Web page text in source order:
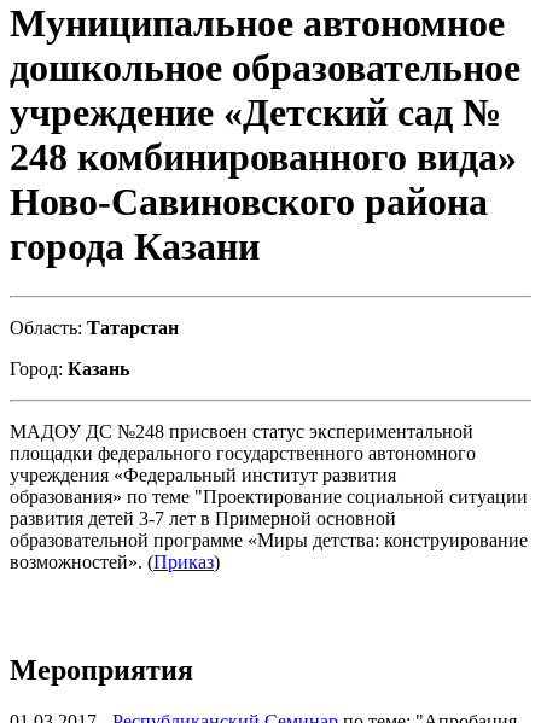
Муниципальное автономное
дошкольное образовательное
учреждение «Детский сад №
248 комбинированного вида»
Ново-Савиновского района
города Казани
Область: Татарстан
Город: Казань
МАДОУ ДС №248 присвоен статус экспериментальной
площадки федерального государственного автономного
учреждения «Федеральный институт развития
образования» по теме "Проектирование социальной ситуации
развития детей 3-7 лет в Примерной основной
образовательной программе «Миры детства: конструирование
возможностей». (Приказ)
Мероприятия